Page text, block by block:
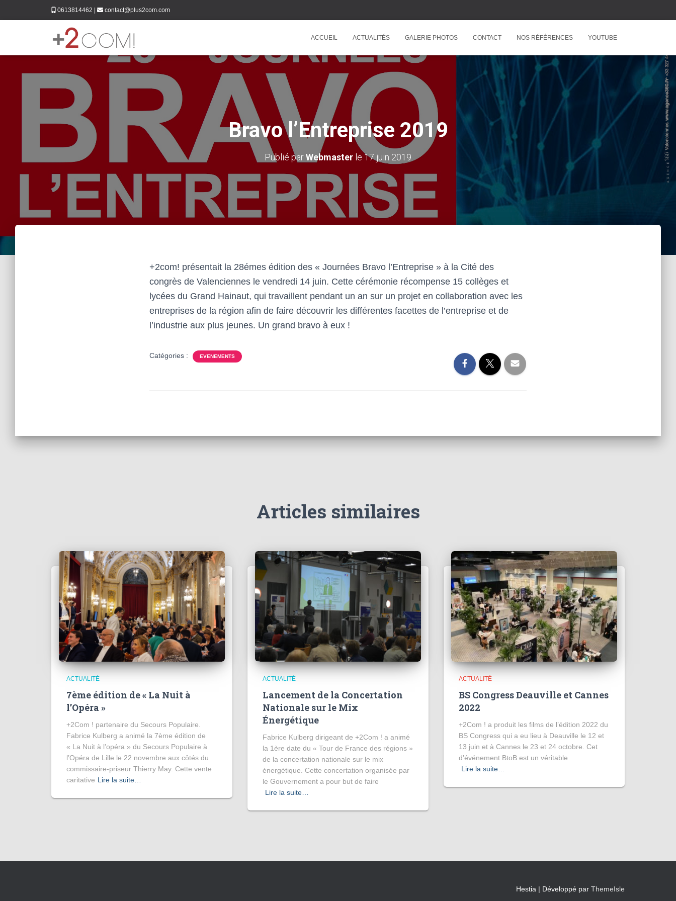
0613814462 contact@plus2com.com
ACCUEIL ACTUALITÉS GALERIE PHOTOS CONTACT NOS RÉFÉRENCES YOUTUBE
Bravo l’Entreprise 2019
Publié parWebmaster le 17 juin 2019
+2com! présentait la 28émes édition des « Journées Bravo l’Entreprise » à la Cité des
congrès de Valenciennes le vendredi 14 juin. Cette cérémonie récompense 15 collèges et
lycées du Grand Hainaut, qui travaillent pendant un an sur un projet en collaboration avec les
entreprises de la région afin de faire découvrir les différentes facettes de l’entreprise et de
l’industrie aux plus jeunes. Un grand bravo à eux !
Catégories : EVENEMENTS
Articles similaires
ACTUALITÉ
7ème édition de « La Nuit à
l’Opéra »
+2Com ! partenaire du Secours Populaire.
Fabrice Kulberg a animé la 7ème édition de
« La Nuit à l’opéra » du Secours Populaire à
l’Opéra de Lille le 22 novembre aux côtés du
commissaire-priseur Thierry May. Cette vente
caritative Lire la suite…
ACTUALITÉ
Lancement de la Concertation
Nationale sur le Mix
Énergétique
Fabrice Kulberg dirigeant de +2Com ! a animé
la 1ère date du « Tour de France des régions »
de la concertation nationale sur le mix
énergétique. Cette concertation organisée par
le Gouvernement a pour but de faire
Lire la suite…
ACTUALITÉ
BS Congress Deauville et Cannes
2022
+2Com ! a produit les films de l’édition 2022 du
BS Congress qui a eu lieu à Deauville le 12 et
13 juin et à Cannes le 23 et 24 octobre. Cet
d’événement BtoB est un véritable
Lire la suite…
Hestia | Développé par ThemeIsle